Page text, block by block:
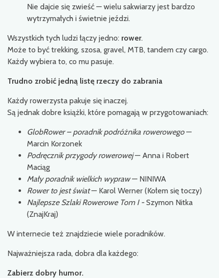
Nie dajcie się zwieść — wielu sakwiarzy jest bardzo
wytrzymałych i świetnie jeździ.
Wszystkich tych ludzi łączy jedno: rower.
Może to być trekking, szosa, gravel, MTB, tandem czy cargo.
Każdy wybiera to, co mu pasuje.
Trudno zrobić jedną listę rzeczy do zabrania
Każdy rowerzysta pakuje się inaczej.
Są jednak dobre książki, które pomagają w przygotowaniach:
GlobRower – poradnik podróżnika rowerowego—
Marcin Korzonek
Podręcznik przygody rowerowej— Anna i Robert
Maciąg
Mały poradnik wielkich wypraw— NINIWA
Rower to jest świat— Karol Werner (Kołem się toczy)
Najlepsze Szlaki Rowerowe Tom I -Szymon Nitka
(ZnajKraj)
W internecie też znajdziecie wiele poradników.
Najważniejsza rada, dobra dla każdego:
Zabierz dobry humor.